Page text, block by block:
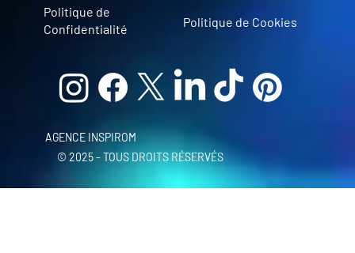
Politique de
Confidentialité
Politique de Cookies
AGENCE INSPIROM
© 2025 - TOUS DROITS RÉSERVÉS